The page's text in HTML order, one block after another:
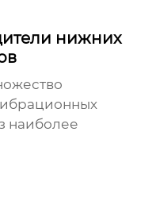
нижних
наиболее